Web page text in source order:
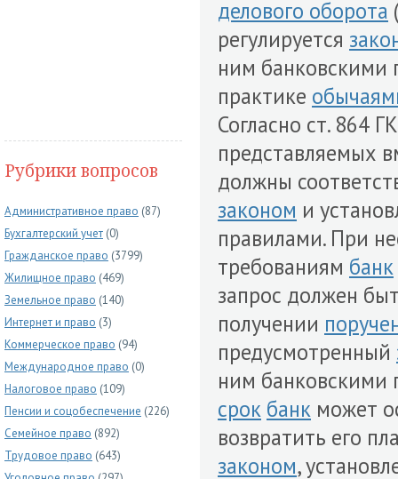
Рубрики вопросов
Административное право (87)
Бухгалтерский учет (0)
Гражданское право (3799)
Жилищное право (469)
Земельное право (140)
Интернет и право (3)
Коммерческое право (94)
Международное право (0)
Налоговое право (109)
Пенсии и соцобеспечение (226)
Семейное право (892)
Трудовое право (643)
делового оборота
регулируется
ним банковскими
практике
Согласно ст. 864
представляемых
должны
законом и
правилами. При
требованиям банк
запрос должен
получении
предусмотренный
ним банковскими
срок банк может
возвратить его
законом,